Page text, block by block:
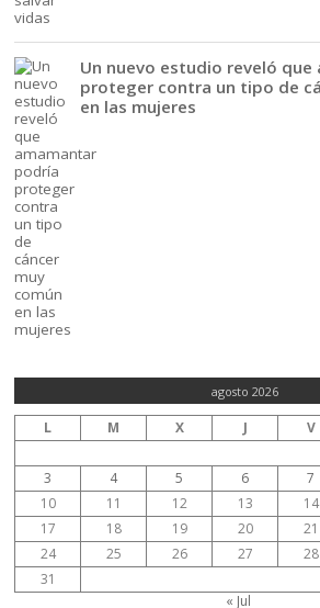
Un nuevo estudio reveló
proteger contra un tipo de
en las mujeres
agosto 2026
L M X J V
3
4 5 6 7
10
11 12 13 14
17
18 19 20 21
24
25 26 27 28
31
« Jul